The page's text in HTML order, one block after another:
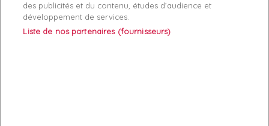
Description Détails du produit Fabriquant
des publicités et du contenu, études d’audience et
développement de services.
Liste de nos partenaires (fournisseurs)